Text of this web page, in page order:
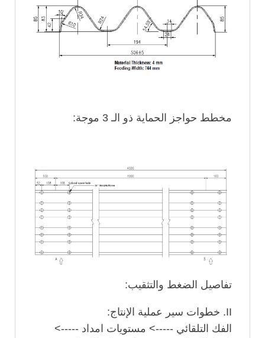
مخطط حواجز الحماية ذو الـ 3 موجة:
تفاصيل الضغط والتثقيب:
II. خطوات سير عملية الإنتاج:
الفك التلقائي -----> مستويات امداد ----->